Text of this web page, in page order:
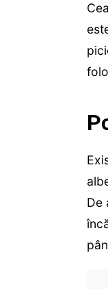
De